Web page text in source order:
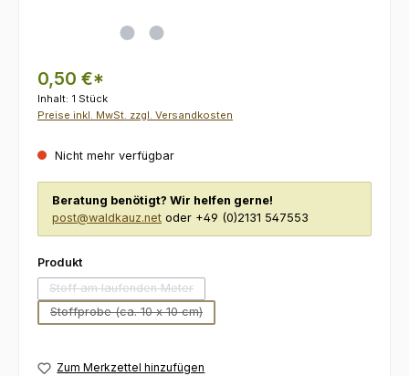
0,50 €*
Inhalt: 1 Stück
Preise inkl. MwSt. zzgl. Versandkosten
Nicht mehr verfügbar
Beratung benötigt? Wir helfen gerne!
post@waldkauz.net oder +49 (0)2131 547553
Produktauswählen
Stoff am laufenden Meter
(Diese Option ist zurzeit nicht verfügbar.)
Stoffprobe (ca. 10 x 10 cm)
(Diese Option ist zurzeit nicht verfügbar.)
Zum Merkzettel hinzufügen